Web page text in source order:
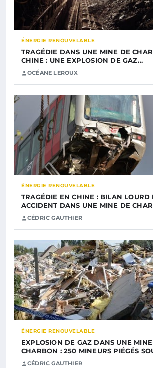
ÉNERGIE RENOUVELABLE
TRAGÉDIE DANS UNE MINE DE
CHINE : UNE EXPLOSION DE GAZ…
OCÉANE LEROUX
ÉNERGIE RENOUVELABLE
TRAGÉDIE EN CHINE : BILAN LOURD
ACCIDENT DANS UNE MINE DE
CÉDRIC GAUTHIER
ÉNERGIE RENOUVELABLE
EXPLOSION DE GAZ DANS UNE MINE
CHARBON : 250 MINEURS PIÉGÉS
CÉDRIC GAUTHIER